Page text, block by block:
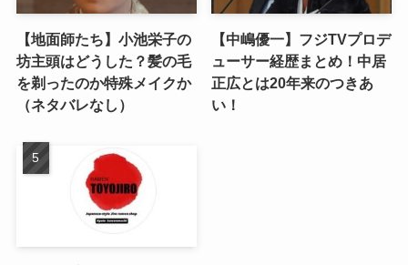
【地面師たち】小池栄子の
坊主頭はどうした？髪の毛
を剃ったのか特殊メイクか
（ネタバレなし）
【中嶋優一】フジTVプロデ
ューサー経歴まとめ！中居
正広とは20年来のつきあ
い！